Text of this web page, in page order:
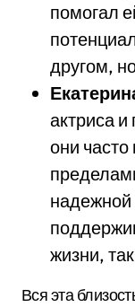
помогал
другом,
актриса и
они
надежной
жизни,
Вся эта